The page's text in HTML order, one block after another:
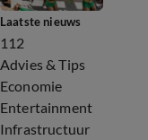
Laatste nieuws
112
Advies & Tips
Economie
Entertainment
Infrastructuur